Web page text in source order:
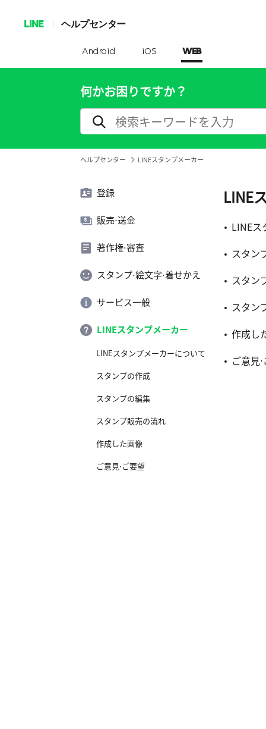
LINE ヘルプセンター
Android iOS WEB
何かお困りですか？
ヘルプセンター LINEスタンプメーカー
登録
販売⋅送金
著作権⋅審査
スタンプ⋅絵文字⋅着せかえ
サービス一般
LINEスタンプメーカー
LINEスタンプメーカーについて
スタンプの作成
スタンプの編集
スタンプ販売の流れ
作成した画像
ご意見⋅ご要望
LINE
LINEス
スタン
スタン
スタン
作成し
ご意見